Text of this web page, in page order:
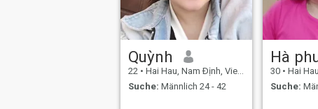
Quỳnh
22 • Hai Hau, Nam Ðịnh, Vietnam
Suche: Männlich 24 - 42
Hà
30 • Hai
Suche: